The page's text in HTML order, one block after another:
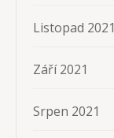
Listopad 2021
Září 2021
Srpen 2021